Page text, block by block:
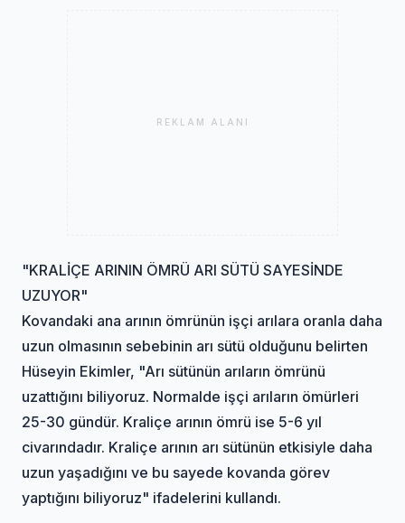
REKLAM ALANI
"KRALİÇE ARININ ÖMRÜ ARI SÜTÜ SAYESİNDE
UZUYOR"
Kovandaki ana arının ömrünün işçi arılara oranla daha
uzun olmasının sebebinin arı sütü olduğunu belirten
Hüseyin Ekimler, "Arı sütünün arıların ömrünü
uzattığını biliyoruz. Normalde işçi arıların ömürleri
25-30 gündür. Kraliçe arının ömrü ise 5-6 yıl
civarındadır. Kraliçe arının arı sütünün etkisiyle daha
uzun yaşadığını ve bu sayede kovanda görev
yaptığını biliyoruz" ifadelerini kullandı.